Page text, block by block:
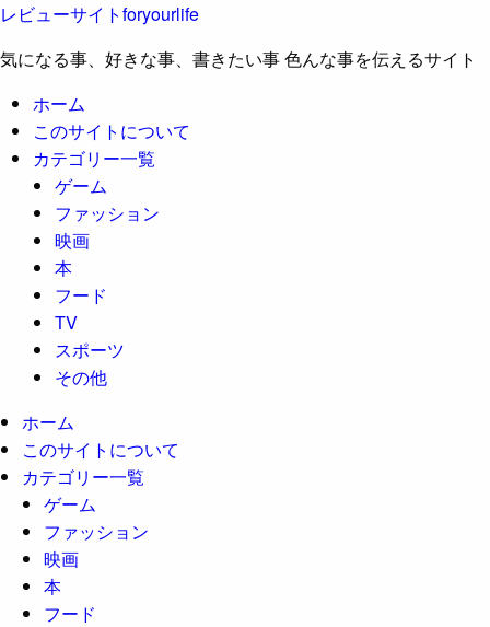
レビューサイトforyourlife
気になる事、好きな事、書きたい事 色んな事を伝えるサイト
ホーム
このサイトについて
カテゴリー一覧
ゲーム
ファッション
映画
本
フード
TV
スポーツ
その他
ホーム
このサイトについて
カテゴリー一覧
ゲーム
ファッション
映画
本
フード